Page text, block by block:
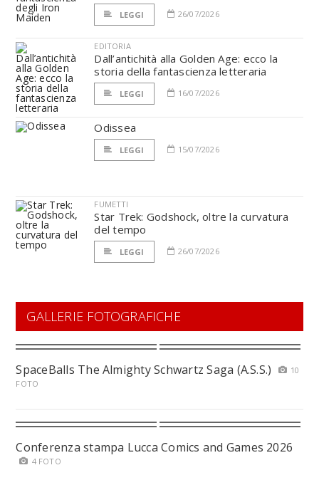
LEGGI 26/07/2026
EDITORIA
Dall’antichità alla Golden Age: ecco la
storia della fantascienza letteraria
LEGGI 16/07/2026
Odissea
LEGGI 15/07/2026
FUMETTI
Star Trek: Godshock, oltre la curvatura
del tempo
LEGGI 26/07/2026
GALLERIE FOTOGRAFICHE
SpaceBalls The Almighty Schwartz Saga (A.S.S.)
10
FOTO
Conferenza stampa Lucca Comics and Games 2026
4 FOTO